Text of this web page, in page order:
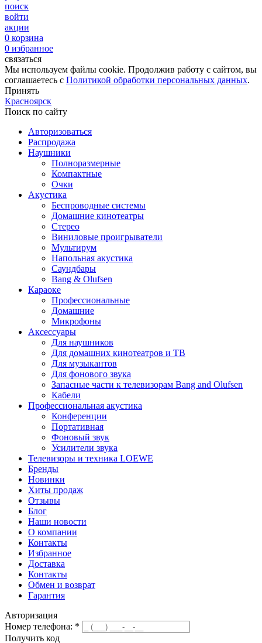
поиск
войти
акции
0 корзина
0 избранное
связаться
Мы используем файлы cookie. Продолжив работу с сайтом, вы
соглашаетесь с Политикой обработки персональных данных.
Принять
Красноярск
Поиск по сайту
Авторизоваться
Распродажа
Наушники
Полноразмерные
Компактные
Очки
Акустика
Беспроводные системы
Домашние кинотеатры
Стерео
Виниловые проигрыватели
Мультирум
Напольная акустика
Саундбары
Bang & Olufsen
Караоке
Профессиональные
Домашние
Микрофоны
Аксессуары
Для наушников
Для домашних кинотеатров и ТВ
Для музыкантов
Для фонового звука
Запасные части к телевизорам Bang and Olufsen
Кабели
Профессиональная акустика
Конференции
Портативная
Фоновый звук
Усилители звука
Телевизоры и техника LOEWE
Бренды
Новинки
Хиты продаж
Отзывы
Блог
Наши новости
О компании
Контакты
Избранное
Доставка
Контакты
Обмен и возврат
Гарантия
Авторизация
Номер телефона: *
Получить код